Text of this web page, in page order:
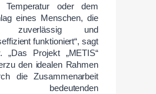
Temperatur oder dem
eines Menschen, die
zuverlässig und
funktioniert“, sagt
„Das Projekt „METIS“
den idealen Rahmen
die Zusammenarbeit